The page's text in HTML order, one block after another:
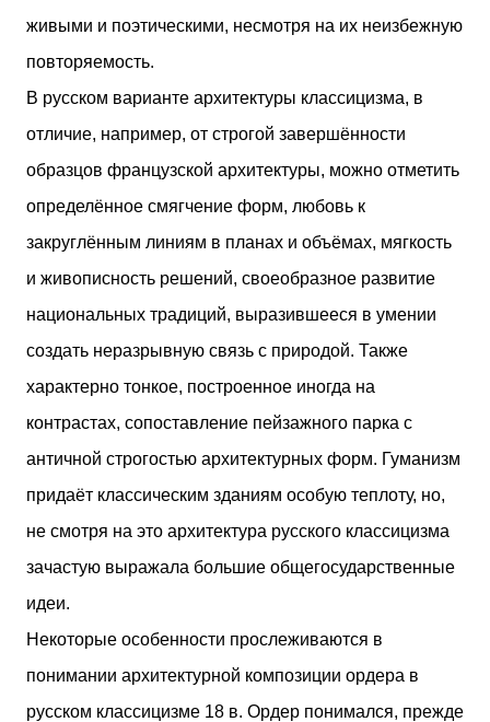
живыми и поэтическими, несмотря на их неизбежную
повторяемость.
В русском варианте архитектуры классицизма, в
отличие, например, от строгой завершённости
образцов французской архитектуры, можно отметить
определённое смягчение форм, любовь к
закруглённым линиям в планах и объёмах, мягкость
и живописность решений, своеобразное развитие
национальных традиций, выразившееся в умении
создать неразрывную связь с природой. Также
характерно тонкое, построенное иногда на
контрастах, сопоставление пейзажного парка с
античной строгостью архитектурных форм. Гуманизм
придаёт классическим зданиям особую теплоту, но,
не смотря на это архитектура русского классицизма
зачастую выражала большие общегосударственные
идеи.
Некоторые особенности прослеживаются в
понимании архитектурной композиции ордера в
русском классицизме 18 в. Ордер понимался, прежде